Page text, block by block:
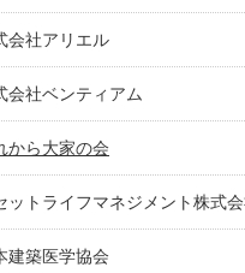
会社アリエル
会社ベンティアム
から大家の会
ットライフマネジメント株式
建築医学協会